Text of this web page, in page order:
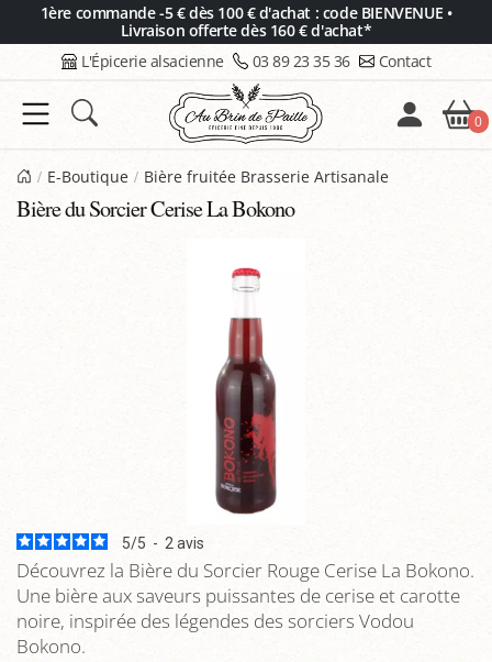
1ère commande -5 € dès 100 € d'achat : code BIENVENUE •
Livraison offerte dès 160 € d'achat*
L'Épicerie alsacienne 03 89 23 35 36 Contact
0
E-Boutique Bière fruitée Brasserie Artisanale
Bière du Sorcier Cerise La Bokono
5/5 - 2 avis
Découvrez la Bière du Sorcier Rouge Cerise La Bokono.
Une bière aux saveurs puissantes de cerise et carotte
noire, inspirée des légendes des sorciers Vodou
Bokono.
Panneau de gestion des cookies